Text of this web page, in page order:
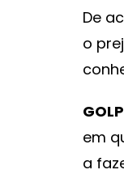
De
o
em
a